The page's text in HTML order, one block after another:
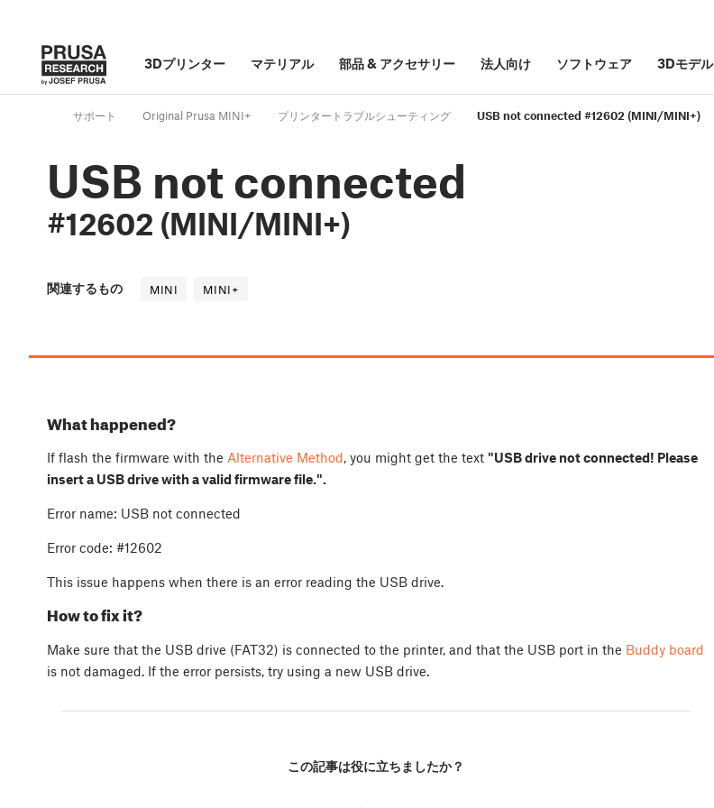
3Dプリンター マテリアル 部品& アクセサリー 法人向け ソフトウェア 3Dモデル
サポート Original Prusa MINI+ プリンタートラブルシューティング USB not connected #12602 (MINI/MINI+)
USB not connected
#12602 (MINI/MINI+)
関連するもの MINI MINI+
What happened?
If flash the firmware with the Alternative Method, you might get the text "USB drive not connected! Please
insert a USB drive with a valid firmware file.".
Error name: USB not connected
Error code: #12602
This issue happens when there is an error reading the USB drive.
How to fix it?
Make sure that the USB drive (FAT32) is connected to the printer, and that the USB port in the Buddy board
is not damaged. If the error persists, try using a new USB drive.
この記事は役に立ちましたか？